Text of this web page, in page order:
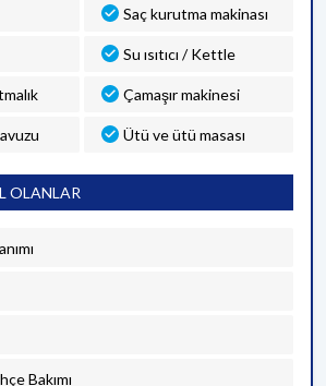
Saç kurutma makinası
Su ısıtıcı / Kettle
Çamaşır makinesi
Ütü ve ütü masası
OLANLAR
Bakımı